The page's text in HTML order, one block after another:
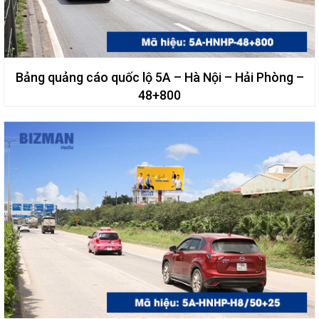
Bảng quảng cáo quốc lộ 5A – Hà Nội – Hải Phòng –
48+800